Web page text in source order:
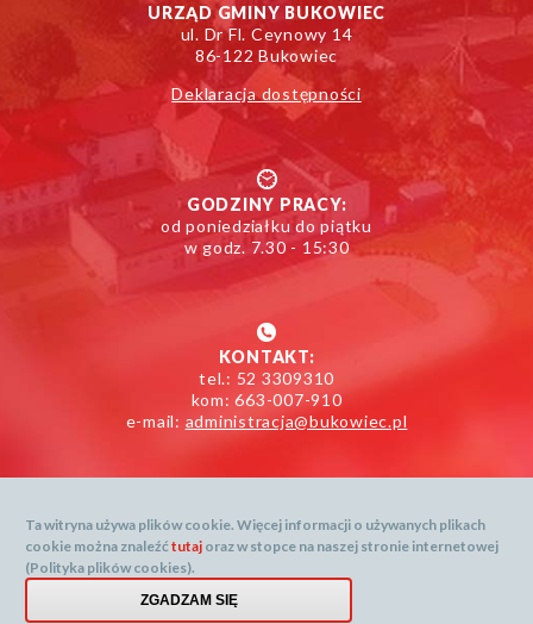
URZĄD GMINY BUKOWIEC
ul. Dr Fl. Ceynowy 14
86-122 Bukowiec
Deklaracja dostępności
GODZINY PRACY:
od poniedziałku do piątku
w godz. 7.30 - 15:30
KONTAKT:
tel.: 52 3309310
kom: 663-007-910
e-mail: administracja@bukowiec.pl
Menu
Mapa serwisu
Dane prognozy dostarcza: openweathermap.org
Created by
Ta witryna używa plików cookie. Więcej informacji o używanych plikach
cookie można znaleźćtutaj oraz w stopce na naszej stronie internetowej
(Polityka plików cookies).
ZGADZAM SIĘ